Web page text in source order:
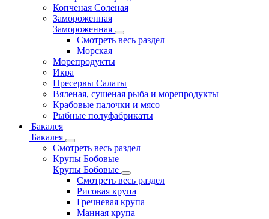
Копченая Соленая
Замороженная
Замороженная
Смотреть весь раздел
Морская
Морепродукты
Икра
Пресервы Салаты
Вяленая, сушеная рыба и морепродукты
Крабовые палочки и мясо
Рыбные полуфабрикаты
Бакалея
Бакалея
Смотреть весь раздел
Крупы Бобовые
Крупы Бобовые
Смотреть весь раздел
Рисовая крупа
Гречневая крупа
Манная крупа